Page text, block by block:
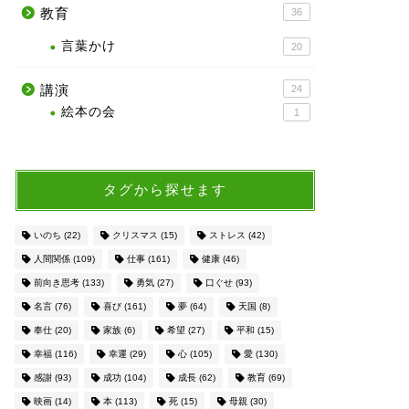
教育 36
言葉かけ 20
講演 24
絵本の会 1
タグから探せます
いのち (22) クリスマス (15) ストレス (42)
人間関係(109) 仕事(161) 健康(46)
前向き思考(133) 勇気(27) 口ぐせ(93)
名言(76) 喜び(161) 夢(64) 天国 (8)
奉仕(20) 家族(6) 希望 (27) 平和 (15)
幸福(116) 幸運 (29) 心(105) 愛(130)
感謝(93) 成功 (104) 成長(62) 教育(69)
映画(14) 本(113) 死(15) 母親 (30)